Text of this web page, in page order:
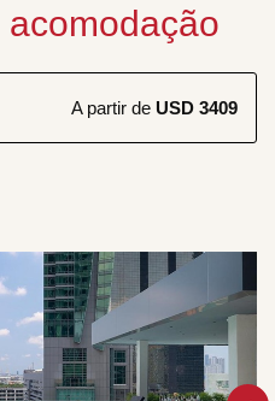
acomodação
A partir de USD 3409